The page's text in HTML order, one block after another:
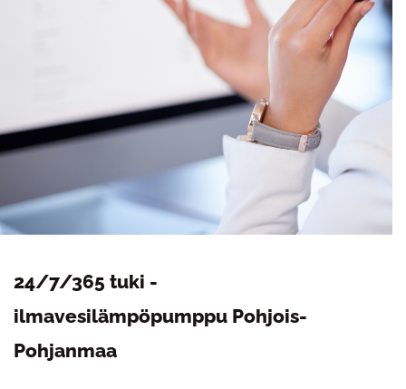
24/7/365 tuki -
ilmavesilämpöpumppu Pohjois-
Pohjanmaa